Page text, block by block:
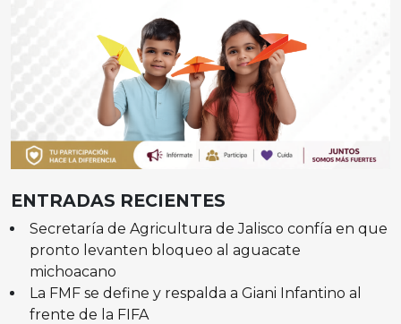
ENTRADAS RECIENTES
Secretaría de Agricultura de Jalisco confía en que
pronto levanten bloqueo al aguacate
michoacano
La FMF se define y respalda a Giani Infantino al
frente de la FIFA